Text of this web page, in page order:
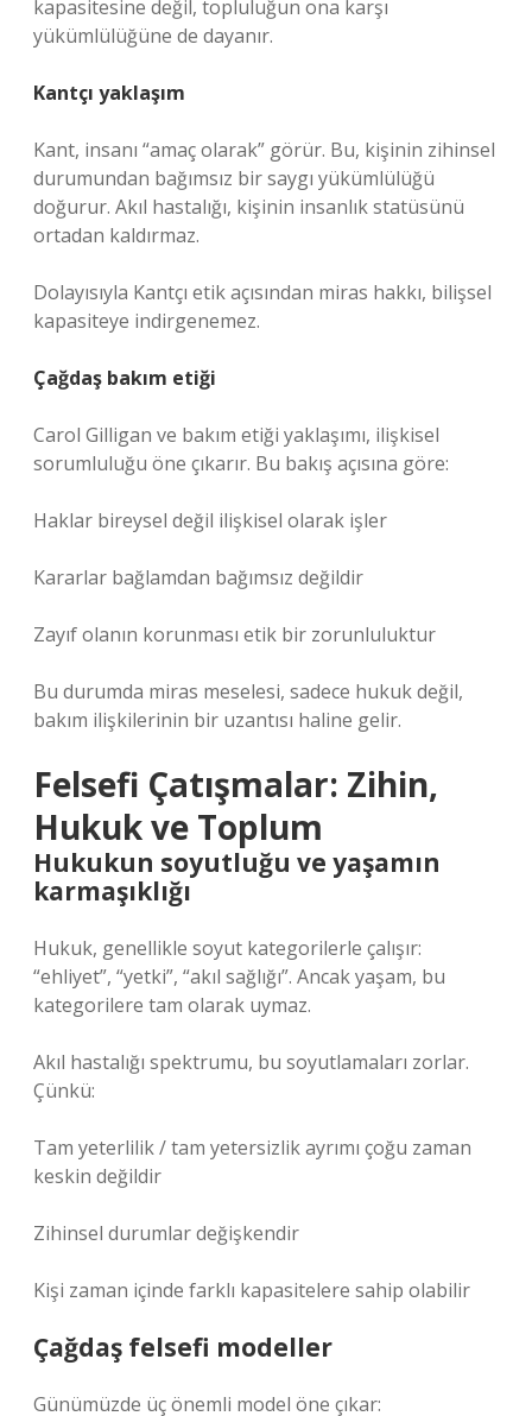
kapasitesine değil, topluluğun ona karşı
yükümlülüğüne de dayanır.
Kantçı yaklaşım
Kant, insanı “amaç olarak” görür. Bu, kişinin zihinsel
durumundan bağımsız bir saygı yükümlülüğü
doğurur. Akıl hastalığı, kişinin insanlık statüsünü
ortadan kaldırmaz.
Dolayısıyla Kantçı etik açısından miras hakkı, bilişsel
kapasiteye indirgenemez.
Çağdaş bakım etiği
Carol Gilligan ve bakım etiği yaklaşımı, ilişkisel
sorumluluğu öne çıkarır. Bu bakış açısına göre:
Haklar bireysel değil ilişkisel olarak işler
Kararlar bağlamdan bağımsız değildir
Zayıf olanın korunması etik bir zorunluluktur
Bu durumda miras meselesi, sadece hukuk değil,
bakım ilişkilerinin bir uzantısı haline gelir.
Felsefi Çatışmalar: Zihin,
Hukuk ve Toplum
Hukukun soyutluğu ve yaşamın
karmaşıklığı
Hukuk, genellikle soyut kategorilerle çalışır:
“ehliyet”, “yetki”, “akıl sağlığı”. Ancak yaşam, bu
kategorilere tam olarak uymaz.
Akıl hastalığı spektrumu, bu soyutlamaları zorlar.
Çünkü:
Tam yeterlilik / tam yetersizlik ayrımı çoğu zaman
keskin değildir
Zihinsel durumlar değişkendir
Kişi zaman içinde farklı kapasitelere sahip olabilir
Çağdaş felsefi modeller
Günümüzde üç önemli model öne çıkar: